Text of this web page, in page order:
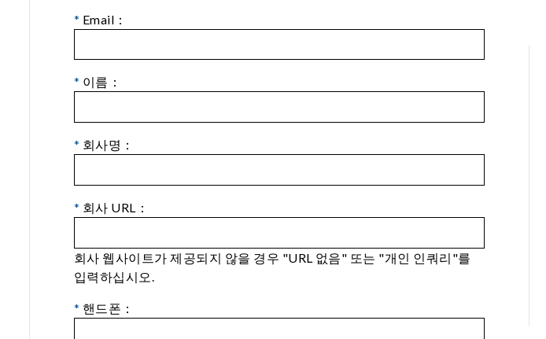
* Email：
* 이름：
* 회사명：
* 회사 URL：
회사 웹사이트가 제공되지 않을 경우 "URL 없음" 또는 "개인 인쿼리"를
입력하십시오.
* 핸드폰：